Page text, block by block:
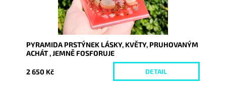
PYRAMIDA PRSTÝNEK LÁSKY, KVĚTY, PRUHOVANÝM
ACHÁT , JEMNĚ FOSFORUJE
2 650 Kč DETAIL